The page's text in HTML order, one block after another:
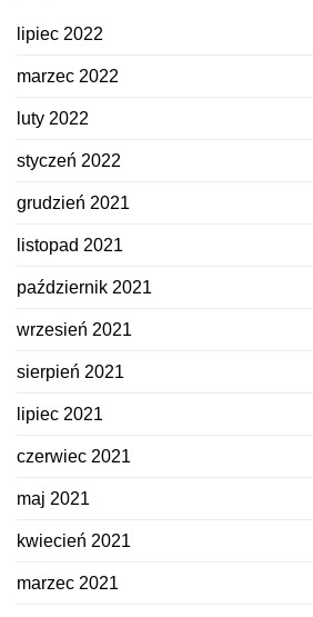
lipiec 2022
marzec 2022
luty 2022
styczeń 2022
grudzień 2021
listopad 2021
październik 2021
wrzesień 2021
sierpień 2021
lipiec 2021
czerwiec 2021
maj 2021
kwiecień 2021
marzec 2021